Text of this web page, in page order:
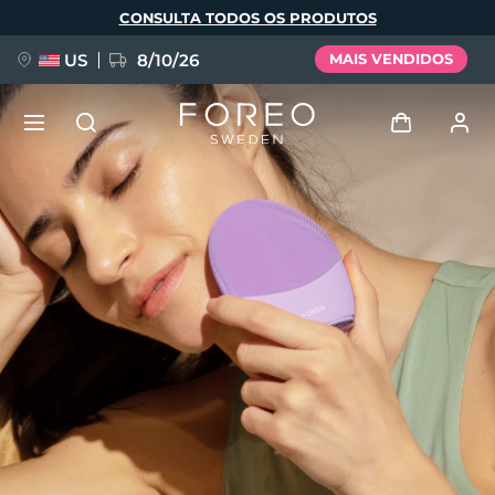
principal
CONSULTA TODOS OS PRODUTOS
US 8/10/26 MAIS VENDIDOS
Perfil de usuário
Meus aparelhos
Meus pedidos
Meus endereços
As minhas subscrições
NOVIDADE
FAQ™ Pure Beauty-Tech Elixir
BREAKING NEWS
issa™ Teeth Whitening Set
Idioma
English Deutsch
Español
Français
Italiano
Português
Svenska
Русский
Türkçe
简体中文 繁體中文